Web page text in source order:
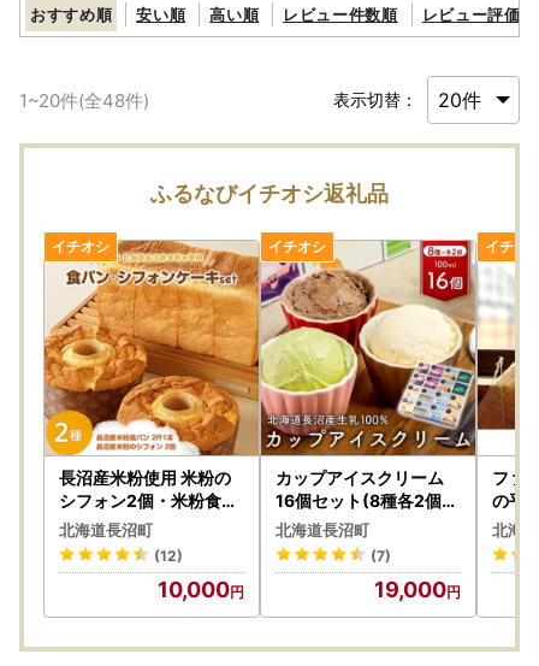
おすすめ順 安い順 高い順 レビュー件数順 レビュー評価順
1~20件(全48件) 表示切替：
ふるなびイチオシ返礼品
長沼産米粉使用 米粉の
シフォン2個・米粉食パ
ン(2斤)1本セット_ パン
ぱん 菓子・スイーツ ケ
ーキ _【配送不可地域：
離島】【1293776】
北海道長沼町
(12)
10,000
カップアイスクリーム
16個セット(8種各2個ず
つ)_菓子・スイーツ ア
イス・ジェラート _【配
送不可地域：離島】【1
北海道長沼町
(7)
19,000
ファ
の平
個_卵・
タマ
地域
北海